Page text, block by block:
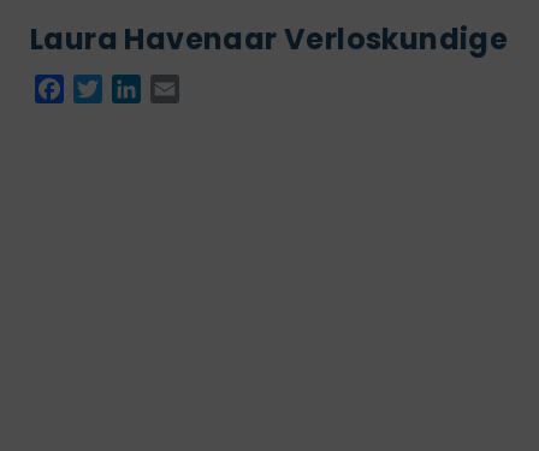
Laura Havenaar Verloskundige
Facebook
TwitterLinkedIn